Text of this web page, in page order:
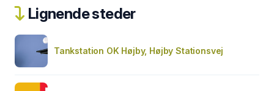
Lignende steder
Tankstation OK Højby, Højby Stationsvej